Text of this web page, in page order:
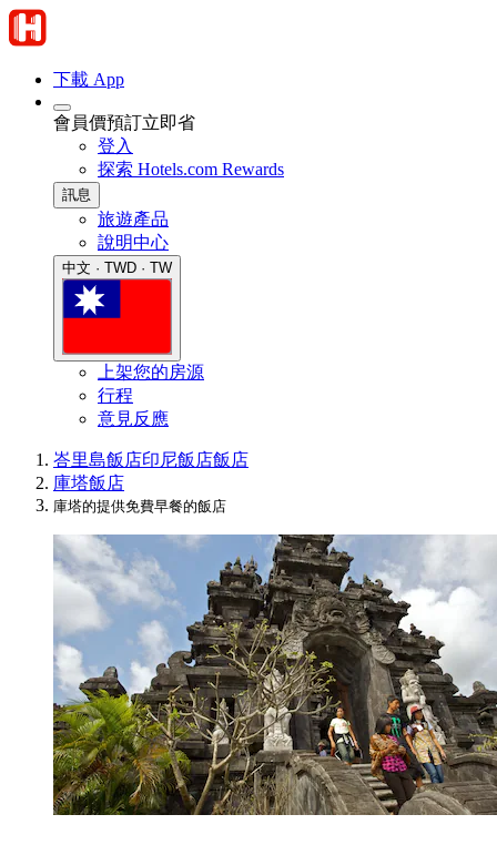
下載 App
會員價預訂立即省
登入
探索 Hotels.com Rewards
訊息
旅遊產品
說明中心
中文 · TWD · TW
上架您的房源
行程
意見反應
峇里島飯店印尼飯店飯店
庫塔飯店
庫塔的提供免費早餐的飯店